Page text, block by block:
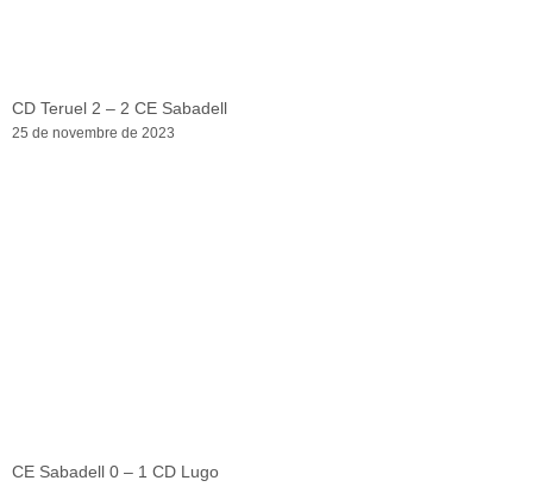
CD Teruel 2 – 2 CE Sabadell
25 de novembre de 2023
CE Sabadell 0 – 1 CD Lugo